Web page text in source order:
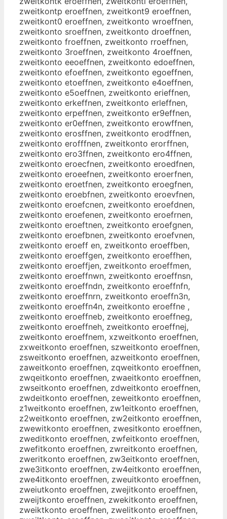
zweitkontp eroeffnen, zweitkont9 eroeffnen,
zweitkont0 eroeffnen, zweitkonto wroeffnen,
zweitkonto sroeffnen, zweitkonto droeffnen,
zweitkonto froeffnen, zweitkonto rroeffnen,
zweitkonto 3roeffnen, zweitkonto 4roeffnen,
zweitkonto eeoeffnen, zweitkonto edoeffnen,
zweitkonto efoeffnen, zweitkonto egoeffnen,
zweitkonto etoeffnen, zweitkonto e4oeffnen,
zweitkonto e5oeffnen, zweitkonto erieffnen,
zweitkonto erkeffnen, zweitkonto erleffnen,
zweitkonto erpeffnen, zweitkonto er9effnen,
zweitkonto er0effnen, zweitkonto erowffnen,
zweitkonto erosffnen, zweitkonto erodffnen,
zweitkonto erofffnen, zweitkonto erorffnen,
zweitkonto ero3ffnen, zweitkonto ero4ffnen,
zweitkonto eroecfnen, zweitkonto eroedfnen,
zweitkonto eroeefnen, zweitkonto eroerfnen,
zweitkonto eroetfnen, zweitkonto eroegfnen,
zweitkonto eroebfnen, zweitkonto eroevfnen,
zweitkonto eroefcnen, zweitkonto eroefdnen,
zweitkonto eroefenen, zweitkonto eroefrnen,
zweitkonto eroeftnen, zweitkonto eroefgnen,
zweitkonto eroefbnen, zweitkonto eroefvnen,
zweitkonto eroeff en, zweitkonto eroeffben,
zweitkonto eroeffgen, zweitkonto eroeffhen,
zweitkonto eroeffjen, zweitkonto eroeffmen,
zweitkonto eroeffnwn, zweitkonto eroeffnsn,
zweitkonto eroeffndn, zweitkonto eroeffnfn,
zweitkonto eroeffnrn, zweitkonto eroeffn3n,
zweitkonto eroeffn4n, zweitkonto eroeffne ,
zweitkonto eroeffneb, zweitkonto eroeffneg,
zweitkonto eroeffneh, zweitkonto eroeffnej,
zweitkonto eroeffnem, xzweitkonto eroeffnen,
zxweitkonto eroeffnen, szweitkonto eroeffnen,
zsweitkonto eroeffnen, azweitkonto eroeffnen,
zaweitkonto eroeffnen, zqweitkonto eroeffnen,
zwqeitkonto eroeffnen, zwaeitkonto eroeffnen,
zwseitkonto eroeffnen, zdweitkonto eroeffnen,
zwdeitkonto eroeffnen, zeweitkonto eroeffnen,
z1weitkonto eroeffnen, zw1eitkonto eroeffnen,
z2weitkonto eroeffnen, zw2eitkonto eroeffnen,
zwewitkonto eroeffnen, zwesitkonto eroeffnen,
zweditkonto eroeffnen, zwfeitkonto eroeffnen,
zwefitkonto eroeffnen, zwreitkonto eroeffnen,
zweritkonto eroeffnen, zw3eitkonto eroeffnen,
zwe3itkonto eroeffnen, zw4eitkonto eroeffnen,
zwe4itkonto eroeffnen, zweuitkonto eroeffnen,
zweiutkonto eroeffnen, zwejitkonto eroeffnen,
zweijtkonto eroeffnen, zwekitkonto eroeffnen,
zweiktkonto eroeffnen, zwelitkonto eroeffnen,